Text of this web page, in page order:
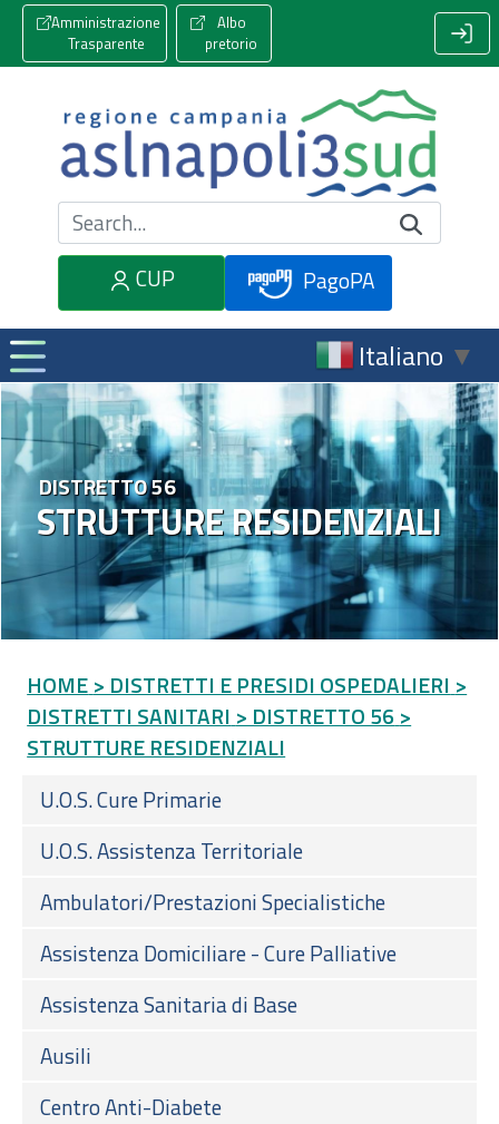
Amministrazione
Trasparente
Albo
pretorio
Cerca nel sito
CUP
PagoPA
Italiano ▼
STRUTTURE RESIDENZIALI
DISTRETTO 56
HOME > DISTRETTI E PRESIDI OSPEDALIERI >
DISTRETTI SANITARI > DISTRETTO 56 >
STRUTTURE RESIDENZIALI
U.O.S. Cure Primarie
U.O.S. Assistenza Territoriale
Ambulatori/Prestazioni Specialistiche
Assistenza Domiciliare - Cure Palliative
Assistenza Sanitaria di Base
Ausili
Centro Anti-Diabete